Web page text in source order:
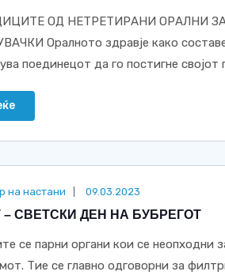
ОД НЕТРЕТИРАНИ ОРАЛНИ
Оралното здравје како
поединецот да го постигне својот
на настани 09.03.2023
– СВЕТСКИ ДЕН НА БУБРЕГОТ
се парни органи кои се неопходни
Тие се главно одговорни за